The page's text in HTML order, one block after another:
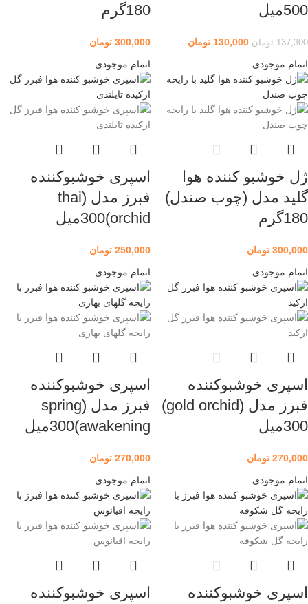
500میل
137,300 تومان 130,000 تومان
180گرم
300,000 تومان
اتمام موجودی
ژل خوشبو کننده هوا
گلید مدل (چوب صندل)
180گرم
300,000 تومان
اتمام موجودی
اسپری خوشبوکننده
فبرز مدل (thai
orchid)300میل
250,000 تومان
اتمام موجودی
اسپری خوشبوکننده
فبرز مدل (gold orchid)
300میل
270,000 تومان
اتمام موجودی
اسپری خوشبوکننده
فبرز مدل (spring
awakening)300میل
270,000 تومان
اتمام موجودی
اسپری خوشبوکننده
اتمام موجودی
اسپری خوشبوکننده